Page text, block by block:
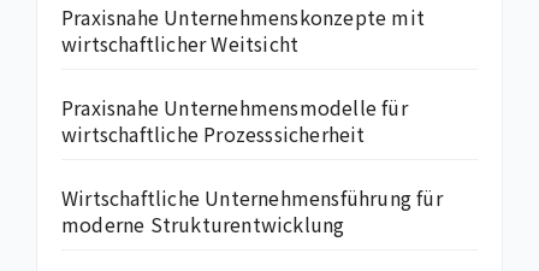
Praxisnahe Unternehmenskonzepte mit
wirtschaftlicher Weitsicht
Praxisnahe Unternehmensmodelle für
wirtschaftliche Prozesssicherheit
Wirtschaftliche Unternehmensführung für
moderne Strukturentwicklung